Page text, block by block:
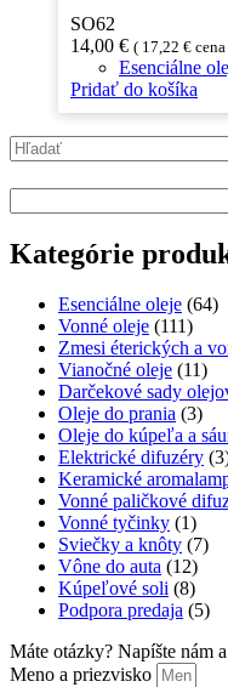
SO62
14,00 € ( 17,22 €
Esenciálne
Pridať do košíka
results
Kategórie
Esenciálne oleje (64)
Vonné oleje (111)
Zmesi éterických a
Vianočné oleje (11)
Darčekové sady
Oleje do prania (3)
Oleje do kúpeľa a
Elektrické difuzéry
Keramické
Vonné paličkové
Vonné tyčinky (1)
Sviečky a knôty (7)
Vône do auta (12)
Kúpeľové soli (8)
Podpora predaja (5)
Máte otázky? Napíšte nám
Meno a priezvisko